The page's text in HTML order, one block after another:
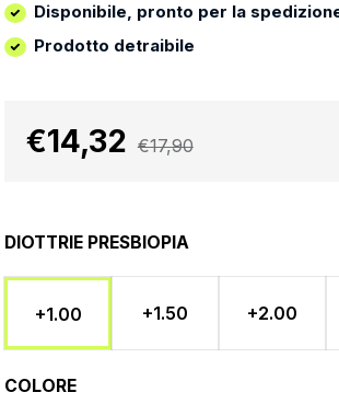
Disponibile, pronto per la
Prodotto detraibile
€14,32 €17,90
DIOTTRIE PRESBIOPIA
+1.00 +1.50 +2.00
COLORE